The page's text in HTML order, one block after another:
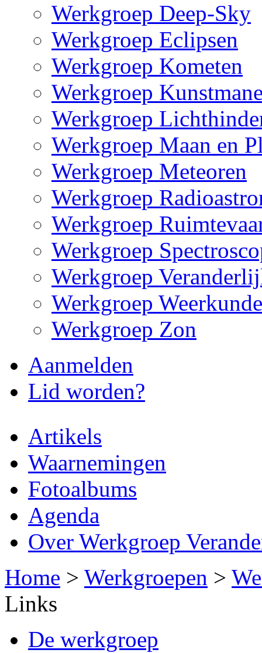
Werkgroep Deep-Sky
Werkgroep Eclipsen
Werkgroep Kometen
Werkgroep
Werkgroep
Werkgroep Maan en
Werkgroep Meteoren
Werkgroep
Werkgroep
Werkgroep
Werkgroep
Werkgroep Weerkunde
Werkgroep Zon
Aanmelden
Lid worden?
Artikels
Waarnemingen
Fotoalbums
Agenda
Over Werkgroep
U bent hier
Home > Werkgroepen >
Links
De werkgroep